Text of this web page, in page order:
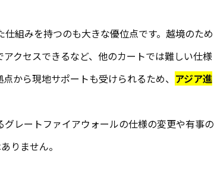
組みを持つのも大きな優位点です。越境のため
クセスできるなど、他のカートでは難しい仕様
から現地サポートも受けられるため、 アジア進
レートファイアウォールの仕様の変更や有事の
りません。